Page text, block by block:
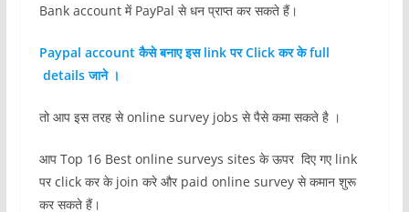
Bank account में PayPal से धन प्राप्त कर सकते हैं।
Paypal account कैसे बनाए इस link पर Click कर के full
details जाने ।
तो आप इस तरह से online survey jobs से पैसे कमा सकते है ।
आप Top 16 Best online surveys sites के ऊपर दिए गए link
पर click कर के join करे और paid online survey से कमान शुरू
कर सकते हैं।